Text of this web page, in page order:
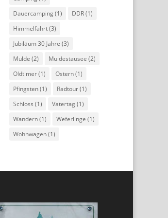
Dauercamping(1) DDR(1)
Himmelfahrt(3)
Jubiläum 30 Jahre (3)
Mulde (2) Muldestausee (2)
Oldtimer(1) Ostern(1)
Pfingsten(1) Radtour(1)
Schloss (1) Vatertag(1)
Wandern(1) Weferlinge (1)
Wohnwagen(1)